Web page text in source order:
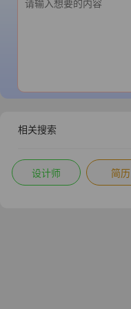
相关搜索
设计师 简历